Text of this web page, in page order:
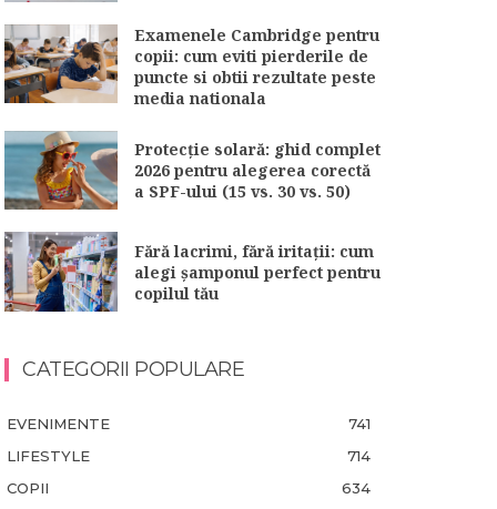
Examenele Cambridge pentru
copii: cum eviti pierderile de
puncte si obtii rezultate peste
media nationala
Protecție solară: ghid complet
2026 pentru alegerea corectă
a SPF-ului (15 vs. 30 vs. 50)
Fără lacrimi, fără iritații: cum
alegi șamponul perfect pentru
copilul tău
CATEGORII POPULARE
EVENIMENTE
741
LIFESTYLE
714
COPII
634